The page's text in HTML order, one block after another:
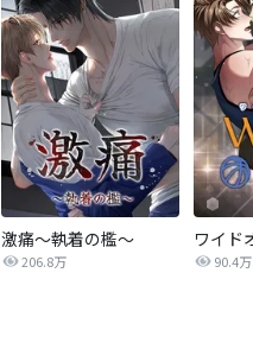
激痛～執着の檻～
206.8万 90.4万